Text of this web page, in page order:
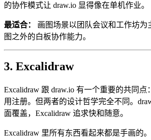
的协作模式让 draw.io 显得像在单机作业。
最适合：
画图场景以团队会议和工作坊为
图之外的白板协作能力。
3. Excalidraw
Excalidraw 跟 draw.io 有一个重要的共同
用注册。但两者的设计哲学完全不同。
面覆盖，Excalidraw 追求快和随意。
Excalidraw 里所有东西看起来都是手画的